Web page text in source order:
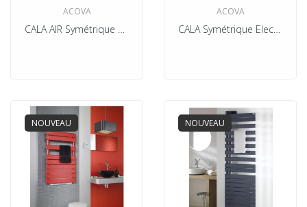
ACOVA
CALA AIR Symétrique Electrique + Soufflant 1000w
ACOVA
CALA Symétrique Electrique Chromé + Soufflant 1000w
NOUVEAU NOUVEAU